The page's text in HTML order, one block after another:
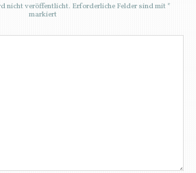
nicht veröffentlicht. Erforderliche Felder sind mit*
markiert